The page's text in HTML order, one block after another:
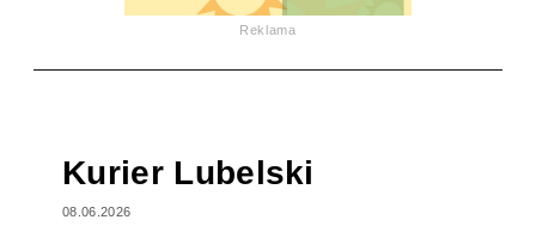
Reklama
Kurier Lubelski
08.06.2026